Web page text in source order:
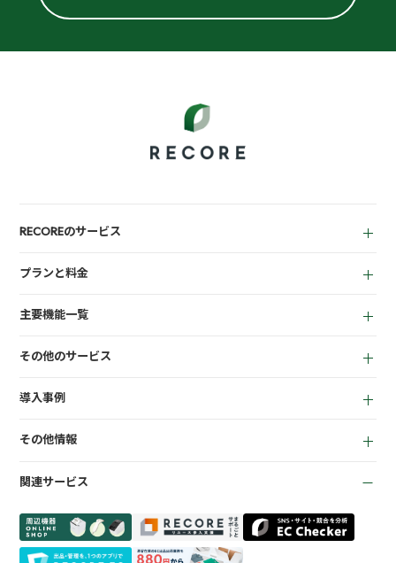
RECOREのサービス
小売業者向け
プランと料金
for Retail
主要機能一覧
店頭販売機能
KPI管理機能
会計機能
その他のサービス
宅配買取管理機能
ささげ代行サービス
導入事例
リサイクルショップ
買取専門店
その他情報
お知らせ
会社概要
プライバシーポリシー
関連サービス